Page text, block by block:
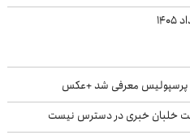
پرسپولیس معرفی شد +عکس
خلبان خبری در دسترس نیست